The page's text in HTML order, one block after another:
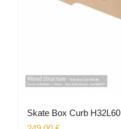
Skate Box Curb H32L60